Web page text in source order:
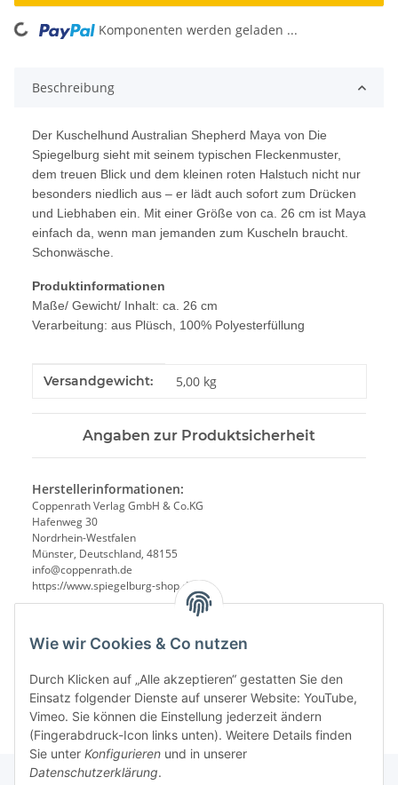
Wie wir Cookies & Co nutzen
Durch Klicken auf „Alle akzeptieren“ gestatten Sie den
Einsatz folgender Dienste auf unserer Website: YouTube,
Vimeo. Sie können die Einstellung jederzeit ändern
(Fingerabdruck-Icon links unten). Weitere Details finden
Sie unter Konfigurieren und in unserer
Datenschutzerklärung.
Loading... Komponenten werden geladen ...
Beschreibung
Der Kuschelhund Australian Shepherd Maya von Die
Spiegelburg sieht mit seinem typischen Fleckenmuster,
dem treuen Blick und dem kleinen roten Halstuch nicht nur
besonders niedlich aus – er lädt auch sofort zum Drücken
und Liebhaben ein. Mit einer Größe von ca. 26 cm ist Maya
einfach da, wenn man jemanden zum Kuscheln braucht.
Schonwäsche.
Produktinformationen
Maße/ Gewicht/ Inhalt: ca. 26 cm
Verarbeitung: aus Plüsch, 100% Polyesterfüllung
Produkteigenschaft
Wert
Versandgewicht: 5,00 kg
Angaben zur Produktsicherheit
Herstellerinformationen:
Coppenrath Verlag GmbH & Co.KG
Hafenweg 30
Nordrhein-Westfalen
Münster, Deutschland, 48155
info@coppenrath.de
https://www.spiegelburg-shop.de/